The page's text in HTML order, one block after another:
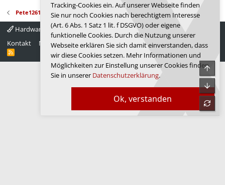
Pete1261
Hardwareluxx 4.0
Deutsch
Kontakt
Nutzungsbedingungen Datenschutz Hilfe Startseite
R
Ok, verstanden
Tracking-Cookies ein. Auf unserer Webseite finden
Sie nur noch Cookies nach berechtigtem Interesse
(Art. 6 Abs. 1 Satz 1 lit. f DSGVO) oder eigene
funktionelle Cookies. Durch die Nutzung unserer
Webseite erklären Sie sich damit einverstanden, dass
wir diese Cookies setzen. Mehr Informationen und
Möglichkeiten zur Einstellung unserer Cookies finden
Sie in unserer Datenschutzerklärung.